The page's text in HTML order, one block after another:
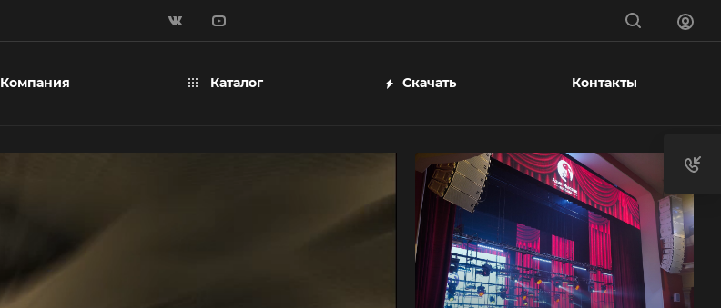
Компания Каталог Скачать Контакты